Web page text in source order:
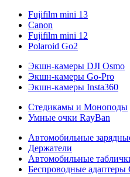
Fujifilm mini 13
Canon
Fujifilm mini 12
Polaroid Go2
Экшн-камеры DJI Osmo
Экшн-камеры Go-Pro
Экшн-камеры Insta360
Стедикамы и Моноподы
Умные очки RayBan
Автомобильные
Держатели
Автомобильные
Беспроводные адаптеры